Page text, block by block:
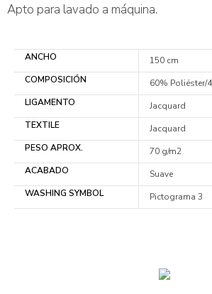
Apto para lavado a máquina.
ANCHO
150 cm
COMPOSICIÓN
60% Poliéster/
LIGAMENTO
Jacquard
TEXTILE
Jacquard
PESO APROX.
70 g/m2
ACABADO
Suave
WASHING SYMBOL
Pictograma 3